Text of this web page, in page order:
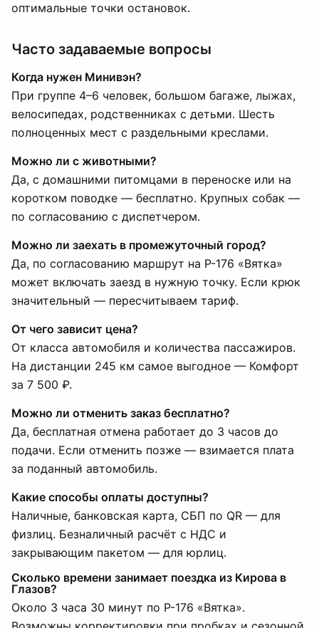
оптимальные точки остановок.
Часто задаваемые вопросы
Когда нужен Минивэн?
При группе 4–6 человек, большом багаже, лыжах,
велосипедах, родственниках с детьми. Шесть
полноценных мест с раздельными креслами.
Можно ли с животными?
Да, с домашними питомцами в переноске или на
коротком поводке — бесплатно. Крупных собак —
по согласованию с диспетчером.
Можно ли заехать в промежуточный город?
Да, по согласованию маршрут на Р-176 «Вятка»
может включать заезд в нужную точку. Если крюк
значительный — пересчитываем тариф.
От чего зависит цена?
От класса автомобиля и количества пассажиров.
На дистанции 245 км самое выгодное — Комфорт
за 7 500 ₽.
Можно ли отменить заказ бесплатно?
Да, бесплатная отмена работает до 3 часов до
подачи. Если отменить позже — взимается плата
за поданный автомобиль.
Какие способы оплаты доступны?
Наличные, банковская карта, СБП по QR — для
физлиц. Безналичный расчёт с НДС и
закрывающим пакетом — для юрлиц.
Сколько времени занимает поездка из Кирова в
Глазов?
Около 3 часа 30 минут по Р-176 «Вятка».